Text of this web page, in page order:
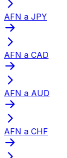
AFN a JPY
AFN a CAD
AFN a AUD
AFN a CHF